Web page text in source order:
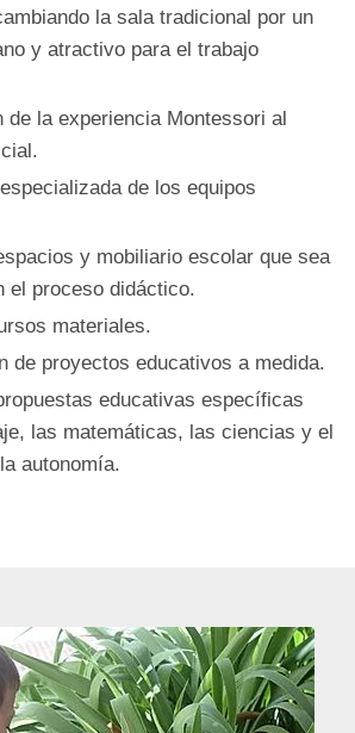
la sala tradicional por un
y atractivo para el trabajo
de la experiencia Montessori al
de los equipos
y mobiliario escolar que sea
el proceso didáctico.
materiales.
de proyectos educativos a medida.
educativas específicas
las matemáticas, las ciencias y el
autonomía.